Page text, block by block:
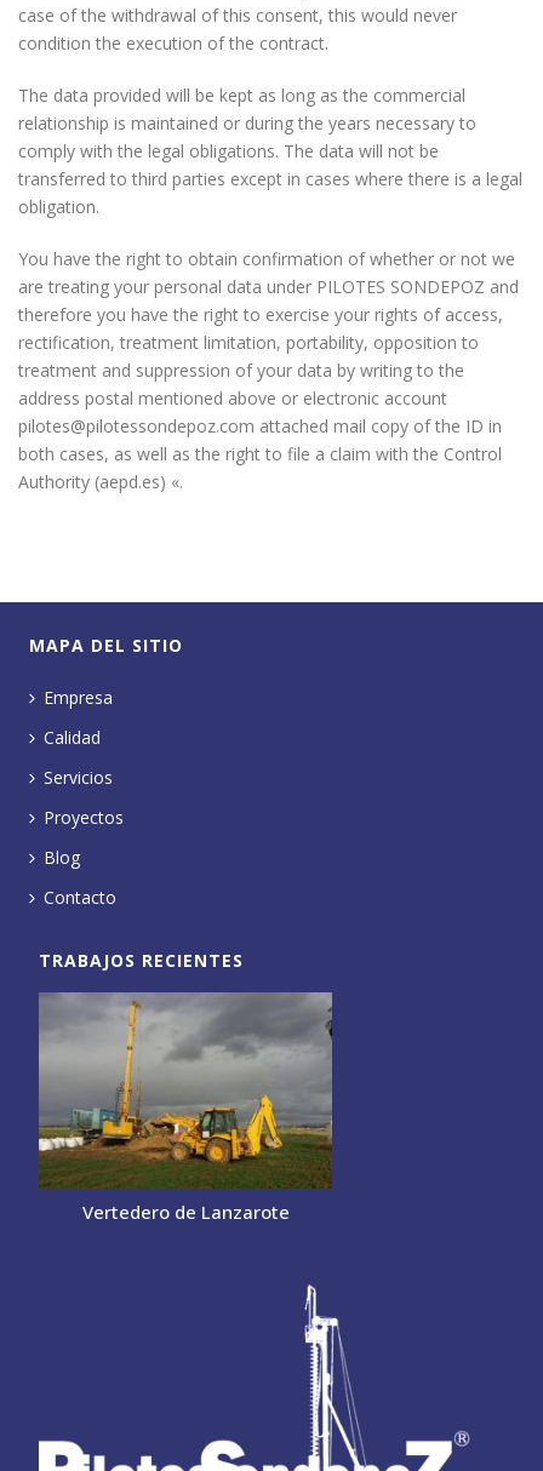
case of the withdrawal of this consent, this would never
condition the execution of the contract.
The data provided will be kept as long as the commercial
relationship is maintained or during the years necessary to
comply with the legal obligations. The data will not be
transferred to third parties except in cases where there is a legal
obligation.
You have the right to obtain confirmation of whether or not we
are treating your personal data under PILOTES SONDEPOZ and
therefore you have the right to exercise your rights of access,
rectification, treatment limitation, portability, opposition to
treatment and suppression of your data by writing to the
address postal mentioned above or electronic account
pilotes@pilotessondepoz.com attached mail copy of the ID in
both cases, as well as the right to file a claim with the Control
Authority (aepd.es) «.
MAPA DEL SITIO
Empresa
Calidad
Servicios
Proyectos
Blog
Contacto
TRABAJOS RECIENTES
Vertedero de Lanzarote